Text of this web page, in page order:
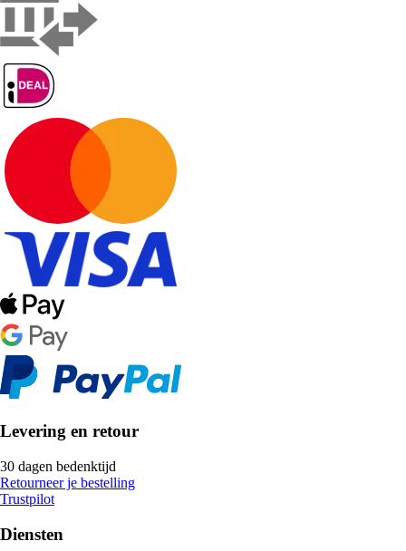
Levering en retour
30 dagen bedenktijd
Retourneer je bestelling
Trustpilot
Diensten